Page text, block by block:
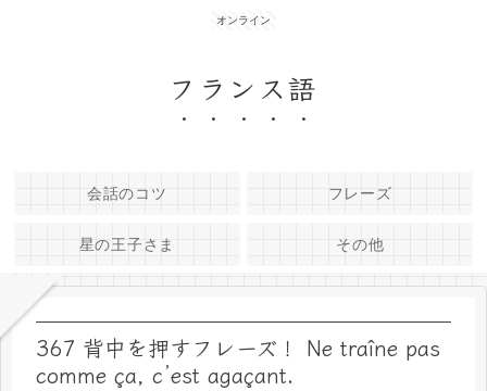
オンライン
フランス語
会話のコツ フレーズ
星の王子さま その他
367 背中を押すフレーズ！ Ne traîne pas
comme ça, c’est agaçant.